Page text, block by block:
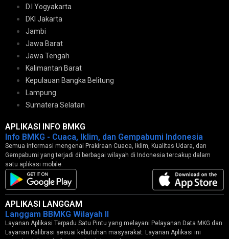
D.I Yogyakarta
DKI Jakarta
Jambi
Jawa Barat
Jawa Tengah
Kalimantan Barat
Kepulauan Bangka Belitung
Lampung
Sumatera Selatan
APLIKASI INFO BMKG
Info BMKG - Cuaca, Iklim, dan Gempabumi Indonesia
Semua informasi mengenai Prakiraan Cuaca, Iklim, Kualitas Udara, dan
Gempabumi yang terjadi di berbagai wilayah di Indonesia tercakup dalam
satu aplikasi mobile.
APLIKASI LANGGAM
Langgam BBMKG Wilayah II
Layanan Aplikasi Terpadu Satu Pintu yang melayani Pelayanan Data MKG dan
Layanan Kalibrasi sesuai kebutuhan masyarakat. Layanan Aplikasi ini